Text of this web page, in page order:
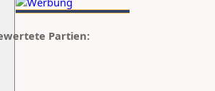
Partien: